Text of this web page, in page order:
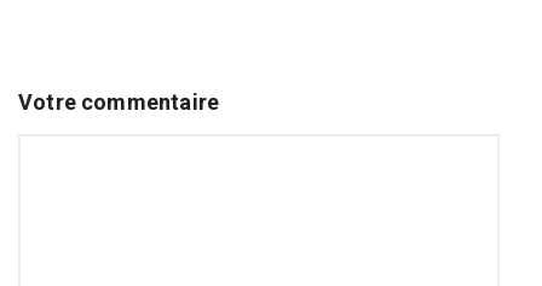
Votre commentaire